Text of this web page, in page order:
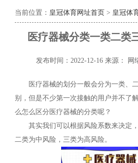
当前位置： 皇冠体育网址首页 > 皇冠体
医疗器械分类一类二类
发布时间：2022-12-16 来源： 网
医疗器械的划分一般会分为一类、
别，但是不少第一次接触的用户并不了
么怎么区分医疗器械的分类呢？
其实我们可以根据风险系数来决定
二类为中风险，三类为高风险。